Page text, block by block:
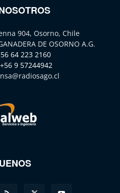
904, Osorno, Chile
DE OSORNO A.G.
64 223 2160
+56 9 57244942